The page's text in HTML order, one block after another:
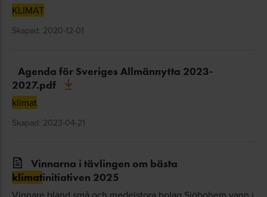
KLIMAT
Skapad: 2020-12-01
Agenda för Sveriges Allmännytta 2023-
2027.pdf
klimat
Skapad: 2023-04-21
Vinnarna i tävlingen om bästa
klimatinitiativen 2025